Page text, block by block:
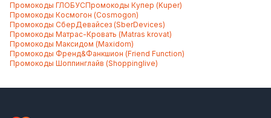
Промокоды ГЛОБУСПромокоды Купер (Kuper)
Промокоды Космогон (Cosmogon)
Промокоды СберДевайсез (SberDevices)
Промокоды Матрас-Кровать (Matras krovat)
Промокоды Максидом (Maxidom)
Промокоды Френд&Фанкшион (Friend Function)
Промокоды Шоппинглайв (Shoppinglive)